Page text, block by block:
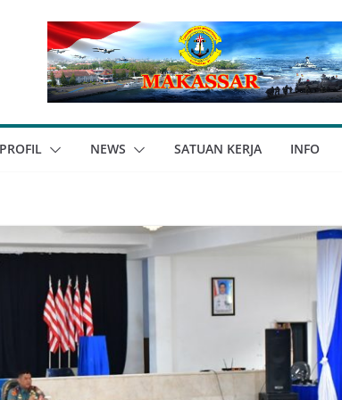
PROFIL NEWS SATUAN KERJA INFO